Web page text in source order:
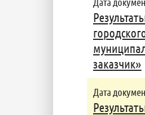
заказчик»
Дата